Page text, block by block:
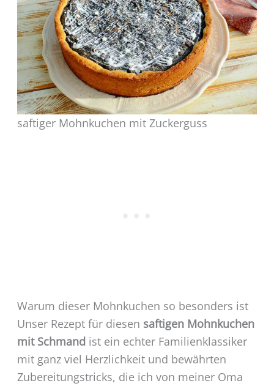
saftiger Mohnkuchen mit Zuckerguss
Warum dieser Mohnkuchen so besonders ist
Unser Rezept für diesen saftigen Mohnkuchen
mit Schmand ist ein echter Familienklassiker
mit ganz viel Herzlichkeit und bewährten
Zubereitungstricks, die ich von meiner Oma